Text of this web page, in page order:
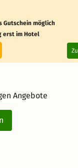
Gutschein möglich
erst im Hotel
Angebote